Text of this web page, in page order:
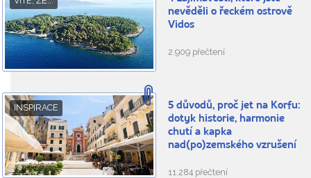
nevěděli o řeckém ostrově
Vidos
2.909 přečtení
INSPIRACE
5 důvodů, proč jet na Korfu:
dotyk historie, harmonie
chutí a kapka
nad(po)zemského vzrušení
11.284 přečtení